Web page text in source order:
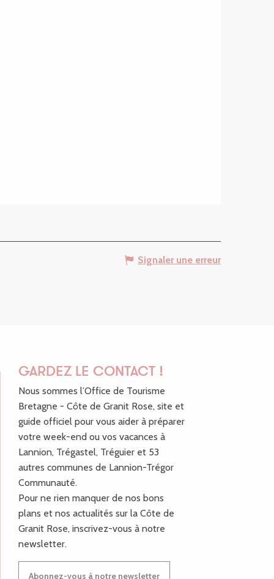
Signaler une erreur
GARDEZ LE CONTACT !
Nous sommes l’Office de Tourisme
Bretagne - Côte de Granit Rose, site et
guide officiel pour vous aider à préparer
votre week-end ou vos vacances à
Lannion, Trégastel, Tréguier et 53
autres communes de Lannion-Trégor
Communauté.
Pour ne rien manquer de nos bons
plans et nos actualités sur la Côte de
Granit Rose, inscrivez-vous à notre
newsletter.
Abonnez-vous à notre newsletter